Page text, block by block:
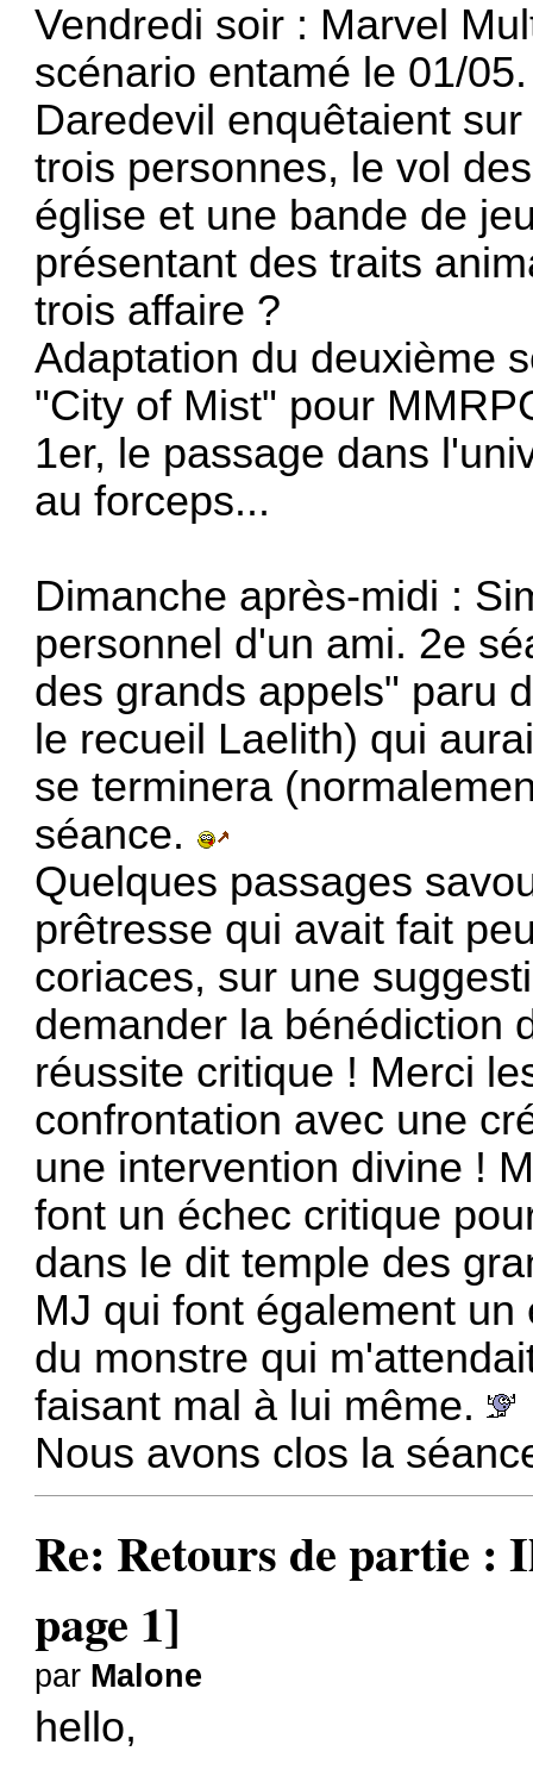
Vendredi soir : Marvel
scénario entamé le 01/
Daredevil enquêtaient
trois personnes, le vol
église et une bande de
présentant des traits
trois affaire ?
Adaptation du deuxième
"City of Mist" pour
1er, le passage dans
au forceps...
Dimanche après-midi :
personnel d'un ami. 2e
des grands appels" paru
le recueil Laelith) qui
se terminera
séance.
Quelques passages
prêtresse qui avait fait
coriaces, sur une
demander la bénédiction
réussite critique ! Merci
confrontation avec une
une intervention divine !
font un échec critique
dans le dit temple des
MJ qui font également
du monstre qui
faisant mal à lui même.
Nous avons clos la
Re: Retours de partie :
page 1]
par Malone
hello,